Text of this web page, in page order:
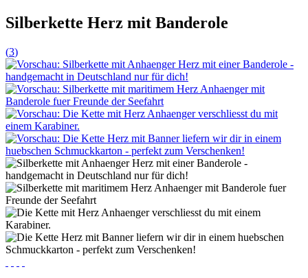
Silberkette Herz mit Banderole
(3)